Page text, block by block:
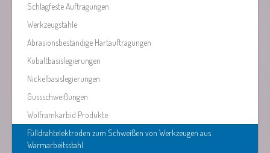
Schlagfeste Auftragungen
Werkzeugstähle
Abrasionsbeständige Hartauftragungen
Kobaltbasislegierungen
Nickelbasislegierungen
Gussschweißungen
Wolframkarbid Produkte
Fülldrahtelektroden zum Schweißen von Werkzeugen aus
Warmarbeitsstahl